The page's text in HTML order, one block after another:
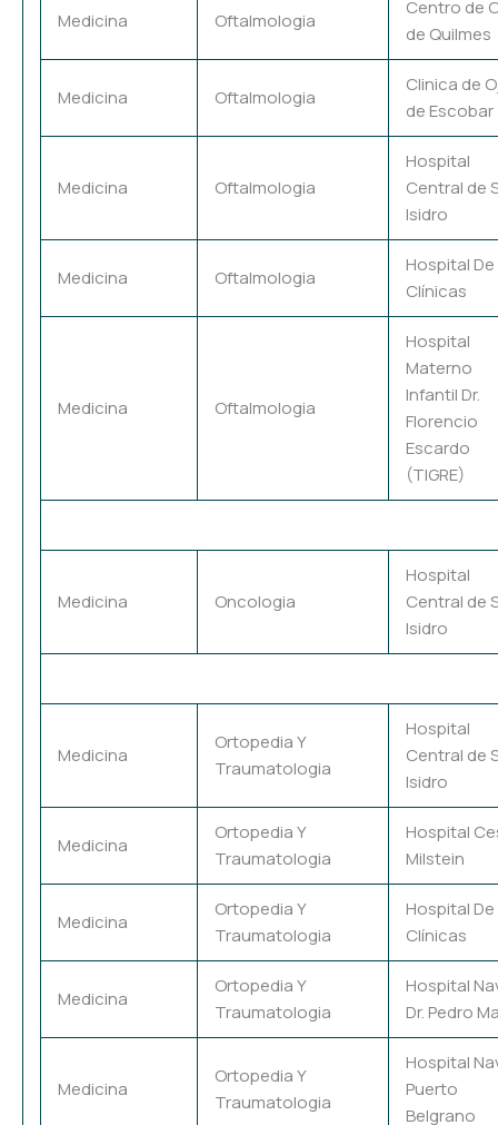
Medicina Oftalmologia
Centro de
de Quilmes
Medicina Oftalmologia
Clinica de
de Escobar
Medicina Oftalmologia
Hospital
Central de
Isidro
Medicina Oftalmologia
Hospital De
Clínicas
Medicina Oftalmologia
Hospital
Materno
Infantil Dr.
Florencio
Escardo
(TIGRE)
Medicina Oncologia
Hospital
Central de
Isidro
Medicina
Ortopedia Y
Traumatologia
Hospital
Central de
Isidro
Medicina
Ortopedia Y
Traumatologia
Hospital
Milstein
Medicina
Ortopedia Y
Traumatologia
Hospital De
Clínicas
Medicina
Ortopedia Y
Traumatologia
Hospital
Dr. Pedro
Medicina
Ortopedia Y
Traumatologia
Hospital
Puerto
Belgrano